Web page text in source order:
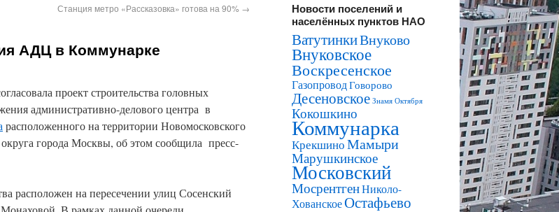
Станция метро «Рассказовка» готова на 90% →
АДЦ в Коммунарке
проект строительства головных
административно-делового центра в
расположенного на территории Новомосковского
города Москвы, об этом сообщила пресс-
расположен на пересечении улиц Сосенский
Новости поселений и
населённых пунктов НАО
ВатутинкиВнуково
Внуковское
Воскресенское
ГазопроводГоворово
Десеновское Знамя Октября
Кокошкино
Коммунарка
КрекшиноМамыри
Марушкинское
Московский
МосрентгенНиколо-
ХованскоеОстафьево